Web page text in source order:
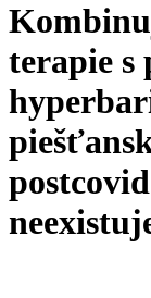
terapie s